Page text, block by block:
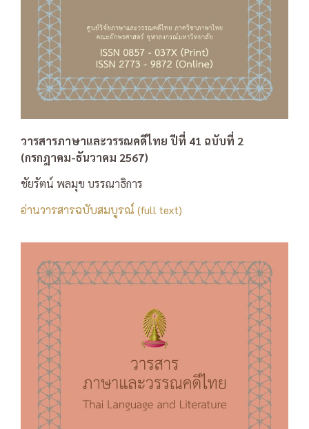
วารสารภาษาและวรรณคดีไทย ปีที่ 41 ฉบับที่ 2
(กรกฎาคม-ธันวาคม 2567)
ชัยรัตน์ พลมุข บรรณาธิการ
อ่านวารสารฉบับสมบูรณ์ (full text)